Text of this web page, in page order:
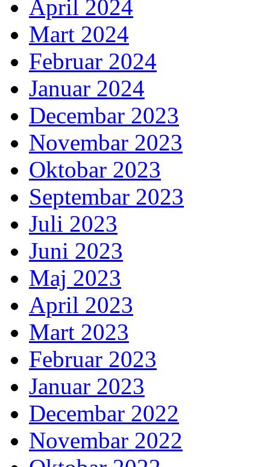
April 2024
Mart 2024
Februar 2024
Januar 2024
Decembar 2023
Novembar 2023
Oktobar 2023
Septembar 2023
Juli 2023
Juni 2023
Maj 2023
April 2023
Mart 2023
Februar 2023
Januar 2023
Decembar 2022
Novembar 2022